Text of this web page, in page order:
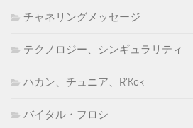
チャネリングメッセージ
テクノロジー、シンギュラリティ
ハカン、チュニア、R'Kok
バイタル・フロシ